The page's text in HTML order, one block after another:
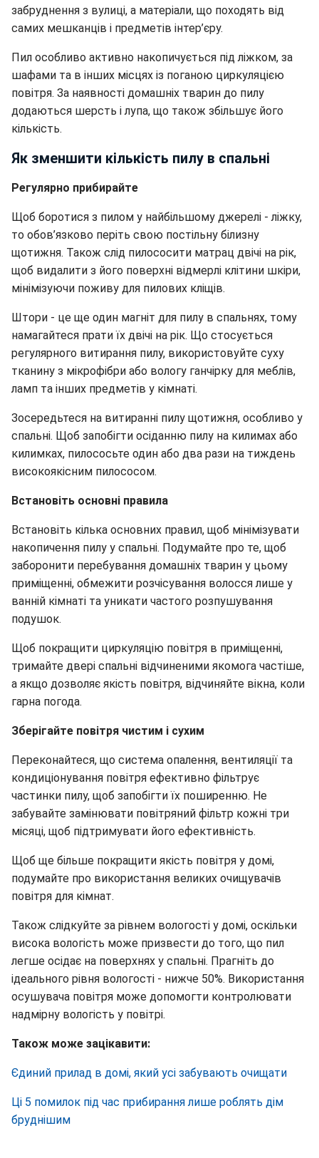
забруднення з вулиці, а матеріали, що походять від
самих мешканців і предметів інтер’єру.
Пил особливо активно накопичується під ліжком, за
шафами та в інших місцях із поганою циркуляцією
повітря. За наявності домашніх тварин до пилу
додаються шерсть і лупа, що також збільшує його
кількість.
Як зменшити кількість пилу в спальні
Регулярно прибирайте
Щоб боротися з пилом у найбільшому джерелі - ліжку,
то обов’язково періть свою постільну білизну
щотижня. Також слід пилососити матрац двічі на рік,
щоб видалити з його поверхні відмерлі клітини шкіри,
мінімізуючи поживу для пилових кліщів.
Штори - це ще один магніт для пилу в спальнях, тому
намагайтеся прати їх двічі на рік. Що стосується
регулярного витирання пилу, використовуйте суху
тканину з мікрофібри або вологу ганчірку для меблів,
ламп та інших предметів у кімнаті.
Зосередьтеся на витиранні пилу щотижня, особливо у
спальні. Щоб запобігти осіданню пилу на килимах або
килимках, пилососьте один або два рази на тиждень
високоякісним пилососом.
Встановіть основні правила
Встановіть кілька основних правил, щоб мінімізувати
накопичення пилу у спальні. Подумайте про те, щоб
заборонити перебування домашніх тварин у цьому
приміщенні, обмежити розчісування волосся лише у
ванній кімнаті та уникати частого розпушування
подушок.
Щоб покращити циркуляцію повітря в приміщенні,
тримайте двері спальні відчиненими якомога частіше,
а якщо дозволяє якість повітря, відчиняйте вікна, коли
гарна погода.
Зберігайте повітря чистим і сухим
Переконайтеся, що система опалення, вентиляції та
кондиціонування повітря ефективно фільтрує
частинки пилу, щоб запобігти їх поширенню. Не
забувайте замінювати повітряний фільтр кожні три
місяці, щоб підтримувати його ефективність.
Щоб ще більше покращити якість повітря у домі,
подумайте про використання великих очищувачів
повітря для кімнат.
Також слідкуйте за рівнем вологості у домі, оскільки
висока вологість може призвести до того, що пил
легше осідає на поверхнях у спальні. Прагніть до
ідеального рівня вологості - нижче 50%. Використання
осушувача повітря може допомогти контролювати
надмірну вологість у повітрі.
Також може зацікавити:
Єдиний прилад в домі, який усі забувають очищати
Ці 5 помилок під час прибирання лише роблять дім
бруднішим